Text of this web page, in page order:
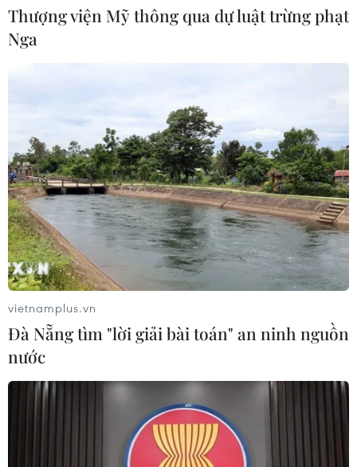
Bé trai 7 tuổi được ghép thận xuyên
Việt từ người hiến chết não
Lâm Đồng rà soát toàn bộ cơ sở kinh
doanh thức ăn đường phố sau các vụ
ngộ độc
30/07/2026 08:24
Xem thêm
Tổng Biên tập: TRẦN TIẾN DUẨN
Phó Tổng Biên tập: NGUYỄN THỊ TÁM, KHÚC THANH
Thượng viện Mỹ thông qua dự luật trừng phạt
Nga
vietnamplus.vn
Đà Nẵng tìm "lời giải bài toán" an ninh nguồn
nước